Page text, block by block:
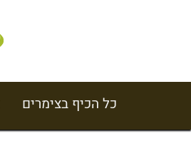
כל הכיף בצימרים